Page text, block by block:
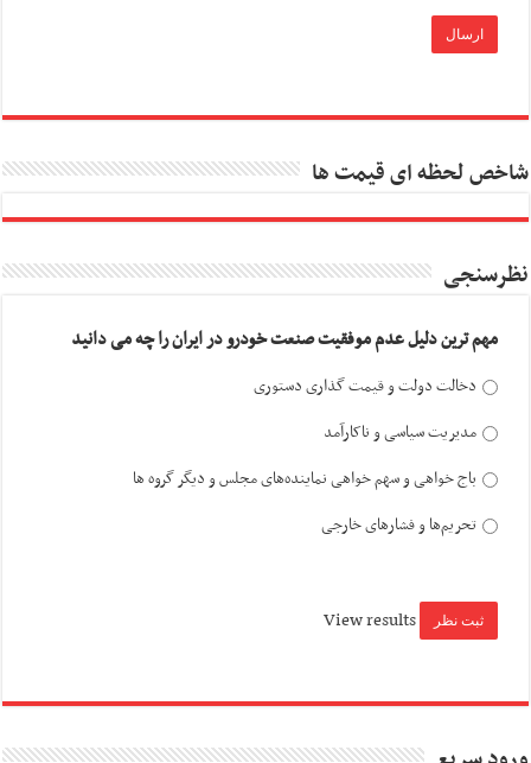
شاخص لحظه ای قیمت ها
نظرسنجی
مهم ترین دلیل عدم موفقیت صنعت خودرو در ایران را چه می دانید
دخالت دولت و قیمت گذاری دستوری
مدیریت سیاسی و ناکارآمد
باج خواهی و سهم خواهی نماینده‌های مجلس و دیگر گروه ها
تحریم‌ها و فشارهای خارجی
View results